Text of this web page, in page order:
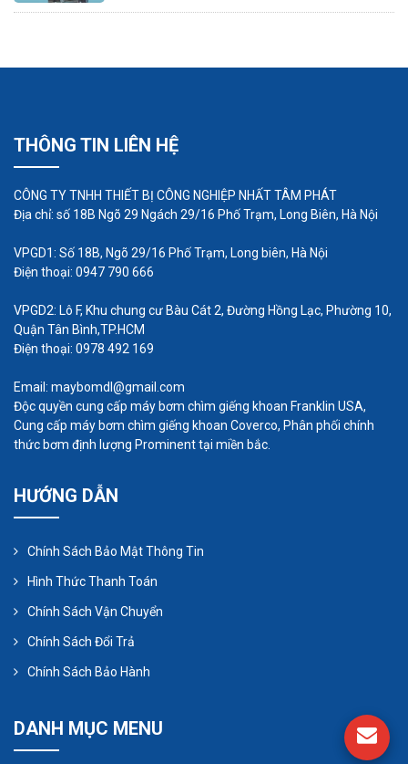
Thủy cung bất thường này là một phần của dự án
Benedetto Bufalino là những người đã biến một số
để tái sử dụng các bốt điện thoại cũ và cung cấp
cho chúng một chức năng hoàn toàn mới.
THÔNG TIN LIÊN HỆ
CÔNG TY TNHH THIẾT BỊ CÔNG NGHIỆP NHẤT TÂM PHÁT
Địa chỉ: số 18B Ngõ 29 Ngách 29/16 Phố Trạm, Long Biên, Hà Nội
VPGD1: Số 18B, Ngõ 29/16 Phố Trạm, Long biên, Hà Nội
Điện thoại: 0947 790 666
VPGD2: Lô F, Khu chung cư Bàu Cát 2, Đường Hồng Lạc, Phường 10,
Quận Tân Bình,TP.HCM
Điện thoại: 0978 492 169
Email: maybomdl@gmail.com
Độc quyền cung cấp máy bơm chìm giếng khoan Franklin USA,
Cung cấp máy bơm chìm giếng khoan Coverco, Phân phối chính
thức bơm định lượng Prominent tại miền bắc.
HƯỚNG DẪN
Chính Sách Bảo Mật Thông Tin
Hình Thức Thanh Toán
Chính Sách Vận Chuyển
Chính Sách Đổi Trả
Chính Sách Bảo Hành
DANH MỤC MENU